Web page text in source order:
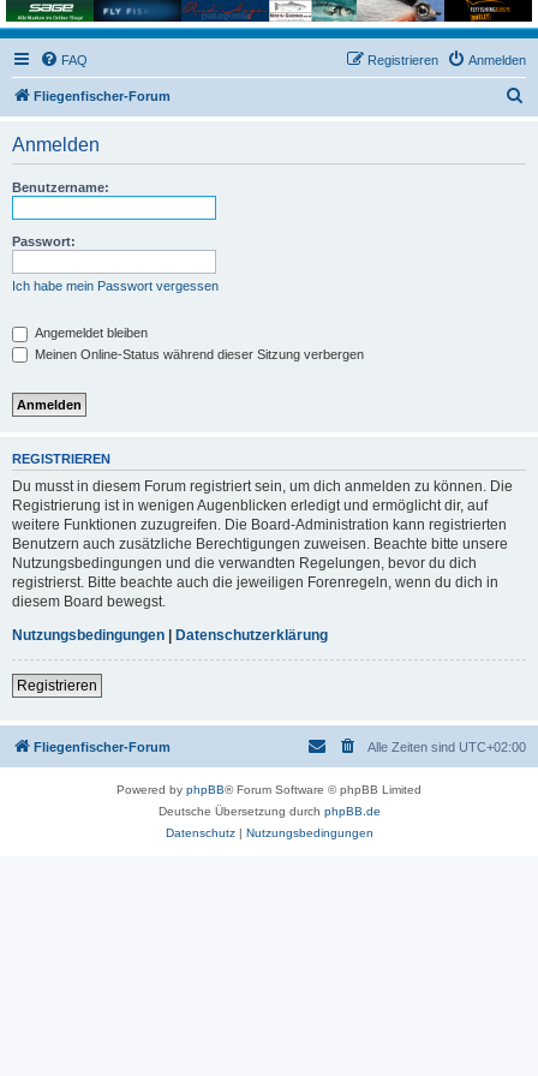
FAQ Anmelden
Registrieren
Fliegenfischer-Forum
Anmelden
Benutzername:
Passwort:
Ich habe mein Passwort vergessen
Angemeldet bleiben
Meinen Online-Status während dieser Sitzung verbergen
REGISTRIEREN
Du musst in diesem Forum registriert sein, um dich anmelden zu können. Die
Registrierung ist in wenigen Augenblicken erledigt und ermöglicht dir, auf
weitere Funktionen zuzugreifen. Die Board-Administration kann registrierten
Benutzern auch zusätzliche Berechtigungen zuweisen. Beachte bitte unsere
Nutzungsbedingungen und die verwandten Regelungen, bevor du dich
registrierst. Bitte beachte auch die jeweiligen Forenregeln, wenn du dich in
diesem Board bewegst.
Nutzungsbedingungen
Datenschutzerklärung
Registrieren
Fliegenfischer-Forum Alle Zeiten sind UTC+02:00
Powered by phpBB® Forum Software © phpBB Limited
Deutsche Übersetzung durch phpBB.de
Datenschutz| Nutzungsbedingungen